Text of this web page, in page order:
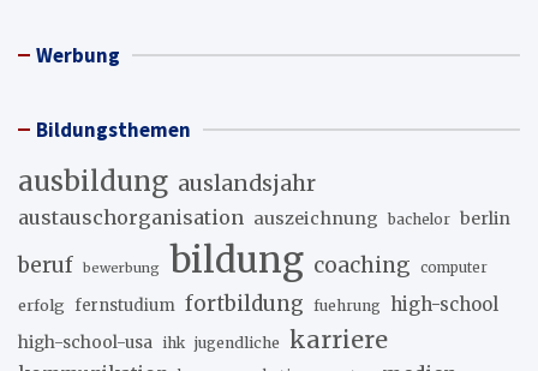
Werbung
Bildungsthemen
ausbildung auslandsjahr
austauschorganisation auszeichnung bachelor berlin
beruf bewerbung bildung coaching computer
erfolg fernstudium fortbildung fuehrung high-school
high-school-usa ihk jugendliche karriere